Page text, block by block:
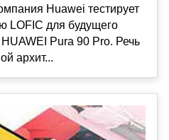
Huawei тестирует
LOFIC для будущего
Pura 90 Pro. Речь
архит...